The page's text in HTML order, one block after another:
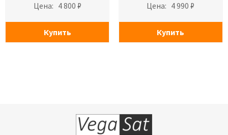
Цена: 4 800 ₽
Купить
Цена: 4 990 ₽
Купить